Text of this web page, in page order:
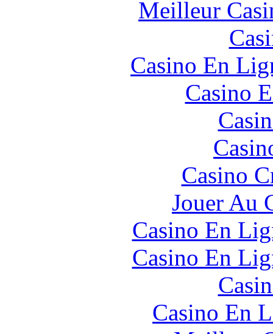
Meilleur
Casino En
Casino
Casino
Jouer Au
Casino En
Casino En
Casino En